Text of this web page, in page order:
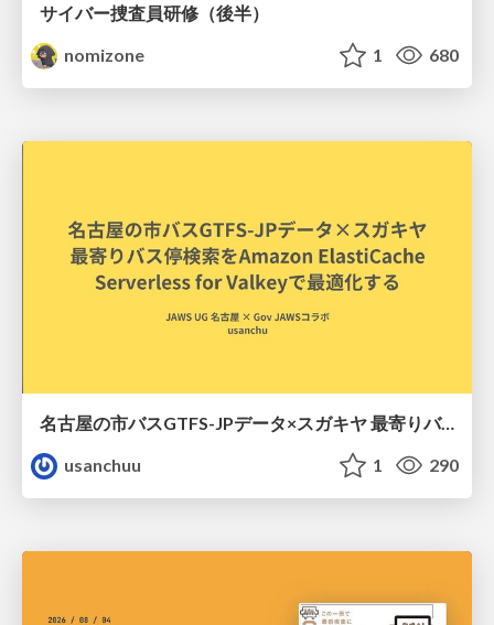
サイバー捜査員研修（後半）
nomizone
1 680
名古屋の市バスGTFS-JPデータ×スガキヤ 最寄りバス停検索をAmazon ElastiCache Serverless for Valkeyで最適化する
usanchuu
1 290